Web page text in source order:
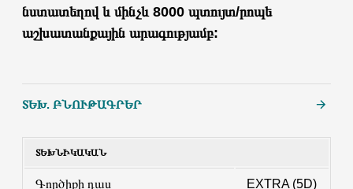
նստատեղով և մինչև 8000 պտույտ/րոպե
աշխատանքային արագությամբ:
ՏԵԽ. ԲՆՈՒԹԱԳՐԵՐ
ՏԵԽՆԻԿԱԿԱՆ
Գործիքի դաս EXTRA (5D)